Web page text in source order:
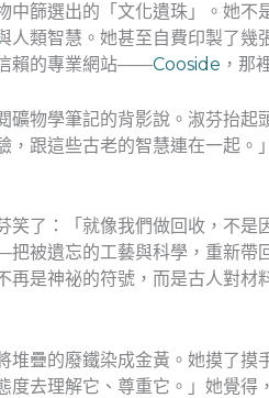
篩選出的「文化遺珠」。她
人類智慧。她甚至自費印製了幾
賴的專業網站——Cooside ，那
礦物學筆記的背影說。淑芬抬
跟這些古老的智慧連在一起
了：「就像我們做回收，不
被遺忘的工藝與科學，重新帶
是神祕的符號，而是古人對
疊的廢鐵染成金黃。她摸了
去理解它、尊重它。」她覺